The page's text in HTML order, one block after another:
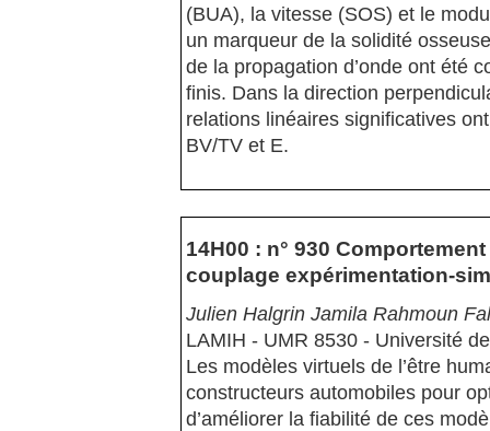
(BUA), la vitesse (SOS) et le
un marqueur de la solidité
de la propagation d’onde ont été
finis. Dans la direction
relations linéaires significatives
BV/TV et E.
14H00 : n° 930
couplage expérimentation-
Julien Halgrin Jamila Rahmoun
LAMIH - UMR 8530 - Université
Les modèles virtuels de l’être
constructeurs automobiles pour
d’améliorer la fiabilité de ces